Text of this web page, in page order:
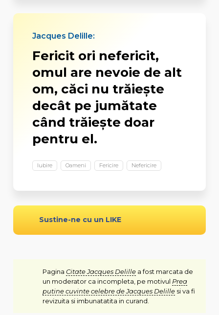
Jacques Delille:
Fericit ori nefericit,
omul are nevoie de alt
om, căci nu trăiește
decât pe jumătate
când trăiește doar
pentru el.
Iubire Oameni Fericire Nefericire
Sustine-ne cu un LIKE
Pagina Citate Jacques Delillea fost marcata de
un moderator ca incompleta, pe motivul Prea
putine cuvinte celebre de Jacques Delillesi va fi
revizuita si imbunatatita in curand.